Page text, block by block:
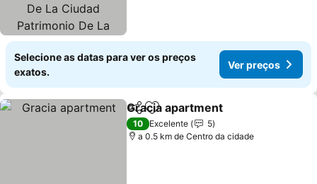
Selecione as datas para ver os preços
exatos.
Ver preços
PartilharAdicionar aos favoritos
Gracia apartment
10 Excelente
5
a 0.5 km de Centro da cidade